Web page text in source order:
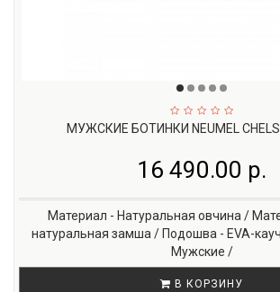
МУЖСКИЕ БОТИНКИ NEUMEL
16 490.00 р.
Материал - Натуральная овчина /
натуральная замша / Подошва - EVA-
Мужские /
В КОРЗИНУ